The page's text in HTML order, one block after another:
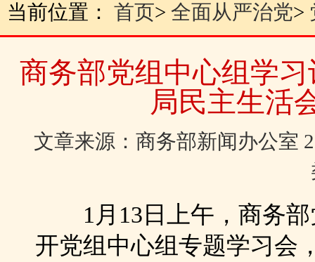
当前位置： 首页> 全面从严治党>
商务部党组中心组学
局民主生活
文章来源：商务部新闻办公室
1月13日上午，商务部
开党组中心组专题学习会